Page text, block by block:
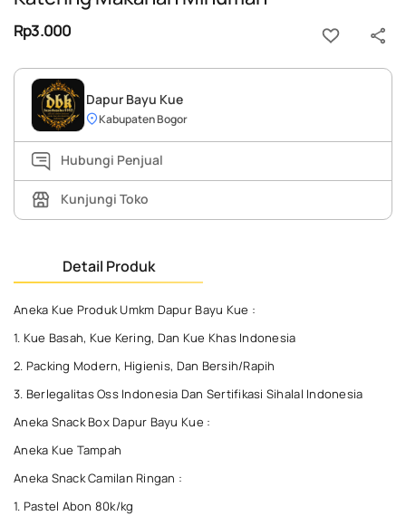
Rp3.000
Dapur Bayu Kue
Kabupaten Bogor
Hubungi Penjual
Kunjungi Toko
Detail Produk
Aneka Kue Produk Umkm Dapur Bayu Kue :
1. Kue Basah, Kue Kering, Dan Kue Khas Indonesia
2. Packing Modern, Higienis, Dan Bersih/Rapih
3. Berlegalitas Oss Indonesia Dan Sertifikasi Sihalal Indonesia
Aneka Snack Box Dapur Bayu Kue :
Aneka Kue Tampah
Aneka Snack Camilan Ringan :
1. Pastel Abon 80k/kg